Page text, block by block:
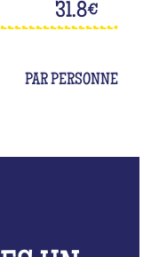
31.8€
PAR PERSONNE